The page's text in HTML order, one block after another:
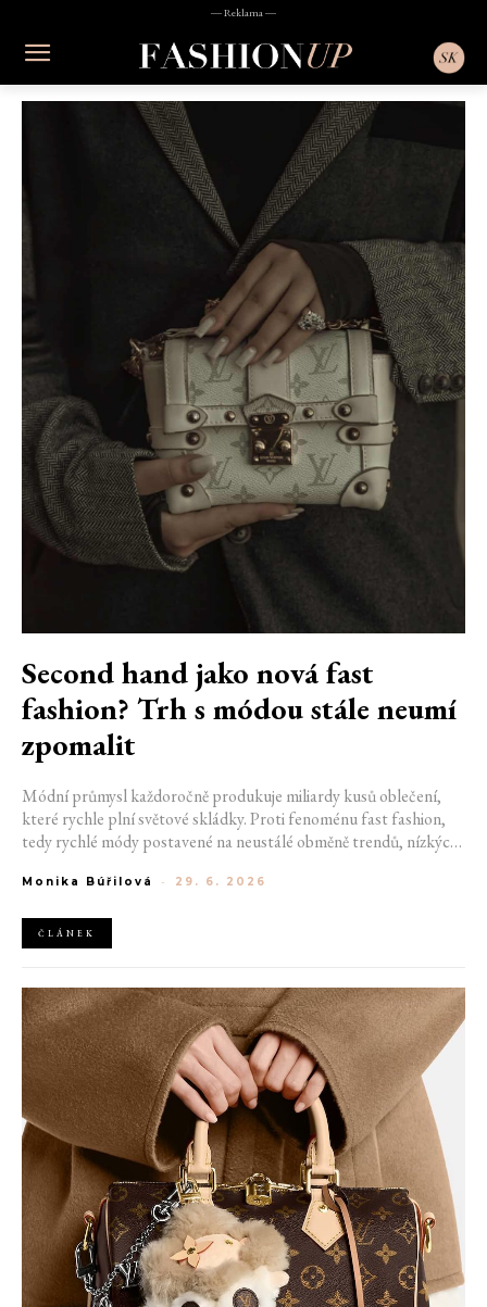
― Reklama ―
Second hand jako nová fast
fashion? Trh s módou stále neumí
zpomalit
Módní průmysl každoročně produkuje miliardy kusů oblečení,
které rychle plní světové skládky. Proti fenoménu fast fashion,
tedy rychlé módy postavené na neustálé obměně trendů, nízkých
Gen Z. Second hand pro ni není nouzová volba, nýbrž módních
nebo hedvábná košile objevená po půlnoci na Vinted skutečně
udržitelnou volbou?
Monika Búřilová - 29. 6. 2026
ČLÁNEK